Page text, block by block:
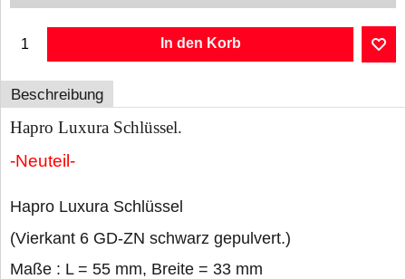
In den Korb
Beschreibung
Hapro Luxura Schlüssel.
-Neuteil-
Hapro Luxura Schlüssel
(Vierkant 6 GD-ZN schwarz gepulvert.)
Maße : L = 55 mm, Breite = 33 mm